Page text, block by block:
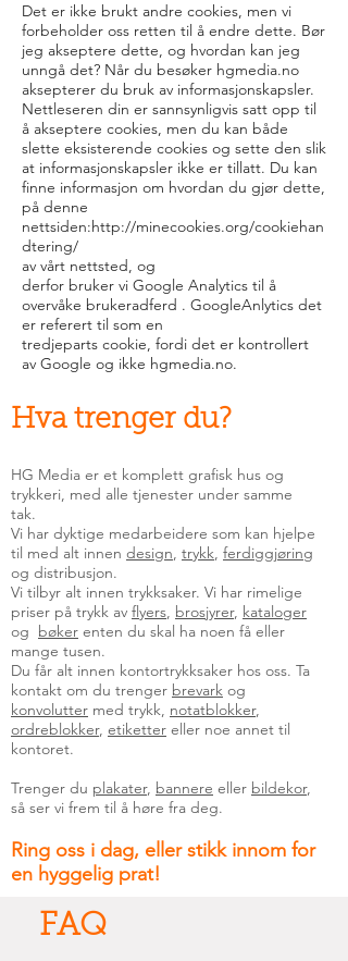
Det er ikke brukt andre cookies, men vi
forbeholder oss retten til å endre dette. Bør
jeg akseptere dette, og hvordan kan jeg
unngå det? Når du besøker hgmedia.no
aksepterer du bruk av informasjonskapsler.
Nettleseren din er sannsynligvis satt opp til
å akseptere cookies, men du kan både
slette eksisterende cookies og sette den slik
at informasjonskapsler ikke er tillatt. Du kan
finne informasjon om hvordan du gjør dette,
på denne
nettsiden:http://minecookies.org/cookiehan
dtering/
av vårt nettsted, og
derfor bruker vi Google Analytics til å
overvåke brukeradferd . GoogleAnlytics det
er referert til som en
tredjeparts cookie, fordi det er kontrollert
av Google og ikke hgmedia.no.
Hva trenger du?
HG Media er et komplett grafisk hus og
trykkeri, med alle tjenester under samme
tak.
Vi har dyktige medarbeidere som kan hjelpe
til med alt innen design, trykk, ferdiggjøring
og distribusjon.
Vi tilbyr alt innen trykksaker. Vi har rimelige
priser på trykk av flyers, brosjyrer, kataloger
og bøker enten du skal ha noen få eller
mange tusen.
Du får alt innen kontortrykksaker hos oss. Ta
kontakt om du trenger brevark og
konvolutter med trykk, notatblokker,
ordreblokker, etiketter eller noe annet til
kontoret.
Trenger du plakater, bannere eller bildekor,
så ser vi frem til å høre fra deg.
Ring oss i dag, eller stikk innom for
en hyggelig prat!
FAQ